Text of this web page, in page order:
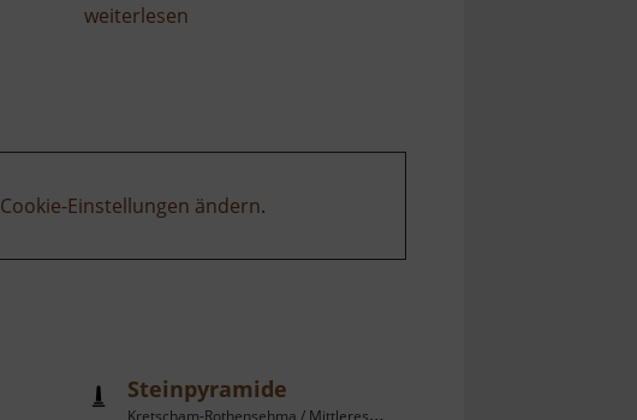
weiterlesenüber
Cookie-Einstellungen ändern.
Steinpyramide
Kretscham-Rothensehma / Mittleres Erzgebirge